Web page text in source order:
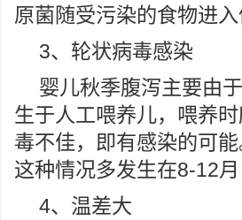
原菌随受污染的食物进
3、轮状病毒感染
婴儿秋季腹泻主要由
生于人工喂养儿，喂养
毒不佳，即有感染的可
这种情况多发生在8-12
4、温差大